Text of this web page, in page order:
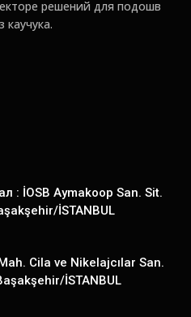
решений для подошв
каучука.
: İOSB Aymakoop San. Sit.
İSTANBUL
Cila ve Nikelajcılar San.
İSTANBUL